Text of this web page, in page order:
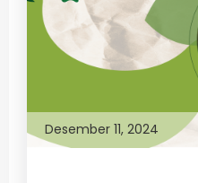
Desember 11, 2024